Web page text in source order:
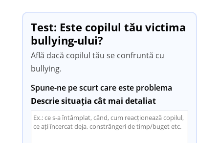
Test: Este copilul tău victima
bullying-ului?
Află dacă copilul tău se confruntă cu
bullying.
Spune-ne pe scurt care este problema
Descrie situația cât mai detaliat